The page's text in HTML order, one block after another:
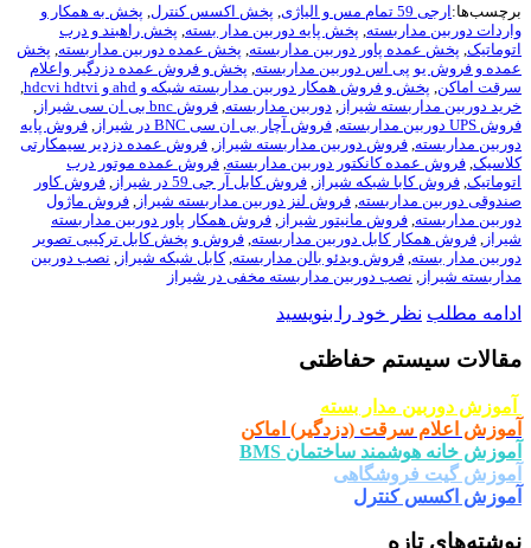
برچسب‌ها: ارجی 59 تمام مس و الیاژی پخش اکسس کنترل پخش به همکار و
واردات دوربین مداربسته پخش پایه دوربین مدار بسته پخش راهبند و درب
اتوماتیک پخش عمده پاور دوربین مداربسته پخش عمده دوربین مداربسته پخش
عمده و فروش یو پی اس دوربین مداربسته پخش و فروش عمده دزدگیر واعلام
سرقت اماکن پخش و فروش همکار دوربین مداربسته شبکه و ahd و hdcvi hdtvi
خرید دوربین مداربسته شیراز
دوربین مداربسته فروش bnc بی ان سی شیراز
فروش UPS دوربین مداربسته
فروش آچار بی ان سی BNC در شیراز
فروش پایه
دوربین مداربسته فروش دوربین مداربسته شیراز
فروش عمده دزدیر سیمکارتی
کلاسیک فروش عمده کانکتور دوربین مداربسته فروش عمده موتور درب
اتوماتیک فروش کابا شبکه شیراز فروش کابل آر جی 59 در شیراز
فروش کاور
صندوقی دوربین مداربسته فروش لنز دوربین مداربسته شیراز
فروش ماژول
دوربین مداربسته فروش مانیتور شیراز
فروش همکار پاور دوربین مداربسته
شیراز
فروش همکار کابل دوربین مداربسته فروش و پخش کابل ترکیبی تصویر
دوربین مدار بسته فروش ویدئو بالن مداربسته ,کابل شبکه شیراز
نصب دوربین
مداربسته شیراز
نصب دوربین مداربسته مخفی در شیراز
ادامه مطلب نظر خود را بنویسید
مقالات سیستم حفاظتی
آموزش دوربین مدار بسته
آموزش اعلام سرقت (دزدگیر) اماکن
آموزش خانه هوشمند ساختمان BMS
آموزش گیت فروشگاهی
آموزش اکسس کنترل
نوشته‌های تازه